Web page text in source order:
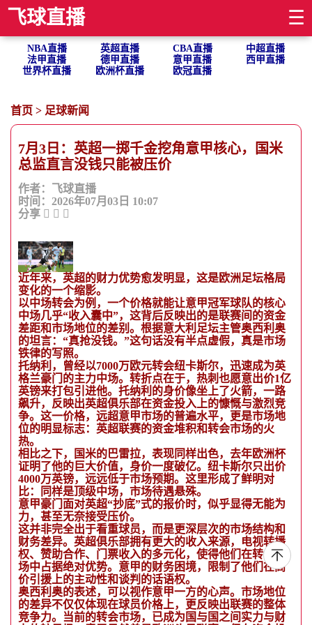
飞球直播 ☰
NBA直播 英超直播 CBA直播
中超直播
法甲直播
德甲直播 意甲直播
西甲直播
世界杯直播
欧洲杯直播 欧冠直播
首页 > 足球新闻
7月3日：英超一掷千金挖角意甲核心，国米
总监直言没钱只能被压价
作者：飞球直播
时间：2026年07月03日 10:07
分享
近年来，英超的财力优势愈发明显，这是欧洲足坛格局
变化的一个缩影。
以中场转会为例，一个价格就能让意甲冠军球队的核心
中场几乎“收入囊中”，这背后反映出的是联赛间的资金
差距和市场地位的差别。根据意大利足坛主管奥西利奥
的坦言：“真抢没钱。”这句话没有半点虚假，真是市场
铁律的写照。
托纳利，曾经以7000万欧元转会纽卡斯尔，迅速成为英
格兰豪门的主力中场。转折点在于，热刺也愿意出价1亿
英镑来打包引进他。托纳利的身价像坐上了火箭，一路
飙升，反映出英超俱乐部在资金投入上的慷慨与激烈竞
争。这一价格，远超意甲市场的普遍水平，更是市场地
位的明显标志：英超联赛的资金堆积和转会市场的火
热。
相比之下，国米的巴雷拉，表现同样出色，去年欧洲杯
证明了他的巨大价值，身价一度破亿。纽卡斯尔只出价
4000万英镑，远远低于市场预期。这里形成了鲜明对
比：同样是顶级中场，市场待遇悬殊。
意甲豪门面对英超“抄底”式的报价时，似乎显得无能为
力，甚至无奈接受压价。
这并非完全出于看重球员，而是更深层次的市场结构和
财务差异。英超俱乐部拥有更大的收入来源，电视转播
权、赞助合作、门票收入的多元化，使得他们在转会市
场中占据绝对优势。意甲的财务困境，限制了他们在高
价引援上的主动性和谈判的话语权。
奥西利奥的表述，可以视作意甲一方的心声。市场地位
的差异不仅仅体现在球员价格上，更反映出联赛的整体
竞争力。当前的转会市场，已成为国与国之间实力与财